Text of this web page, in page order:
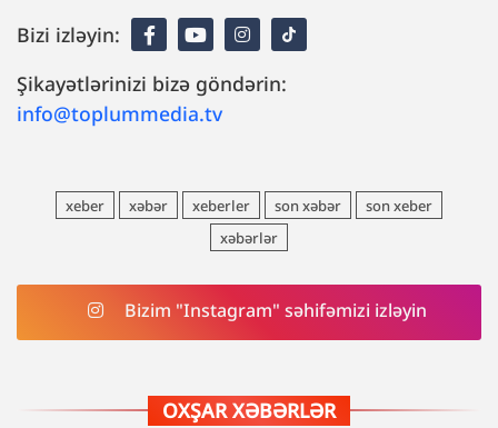
Bizi izləyin:
Şikayətlərinizi bizə göndərin:
info@toplummedia.tv
xeber xəbər xeberler son xəbər
son xeber
xəbərlər
Bizim "Instagram" səhifəmizi izləyin
OXŞAR XƏBƏRLƏR